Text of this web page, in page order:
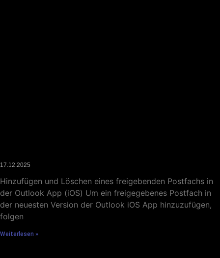
17.12.2025
Hinzufügen und Löschen eines freigebenden Postfachs in
der Outlook App (iOS) Um ein freigegebenes Postfach in
der neuesten Version der Outlook iOS App hinzuzufügen,
folgen
Weiterlesen »